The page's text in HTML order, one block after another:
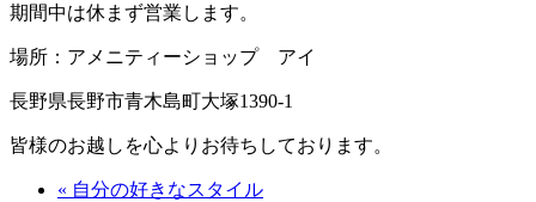
期間中は休まず営業します。
場所：アメニティーショップ アイ
長野県長野市青木島町大塚1390-1
皆様のお越しを心よりお待ちしております。
« 自分の好きなスタイル